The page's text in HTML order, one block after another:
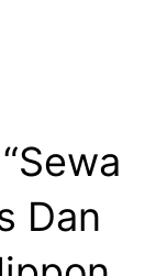
Dan